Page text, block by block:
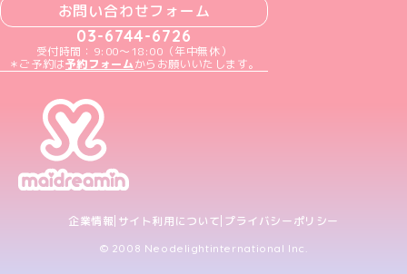
お問い合わせフォーム
03-6744-6726
受付時間：9:00～18:00（年中無休）
＊ご予約は予約フォームからお願いいたします。
企業情報 サイト利用について プライバシーポリシー
© 2008 Neodelightinternational Inc.